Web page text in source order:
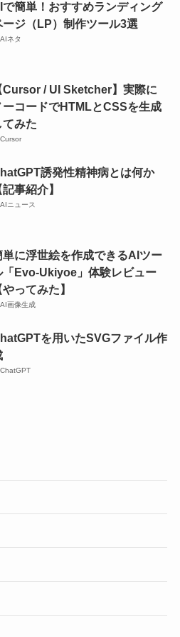
で簡単！おすすめランディング
ージ（LP）制作ツール3選
AIネタ
Cursor / UI Sketcher】実際に
ーコードでHTMLとCSSを生成
てみた
Cursor
誘発性精神病とは何か
記事紹介】
AIニュース
単に浮世絵を作成できるAIツー
「Evo-Ukiyoe」体験レビュー
やってみた】
AI画像生成
を用いたSVGファイル作
ChatGPT